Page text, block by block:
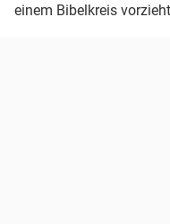
einem Bibelkreis